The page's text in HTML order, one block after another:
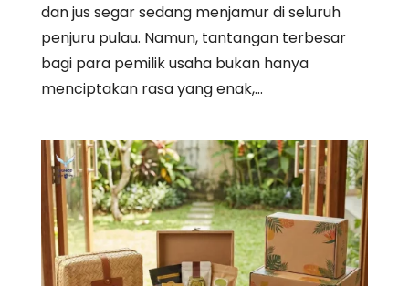
dan jus segar sedang menjamur di seluruh
penjuru pulau. Namun, tantangan terbesar
bagi para pemilik usaha bukan hanya
menciptakan rasa yang enak,...